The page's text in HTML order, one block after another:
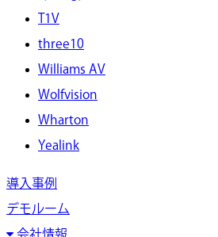
T1V
three10
Williams AV
Wolfvision
Wharton
Yealink
導入事例
デモルーム
会社情報